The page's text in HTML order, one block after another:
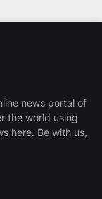
news portal of
the world using
here. Be with us,